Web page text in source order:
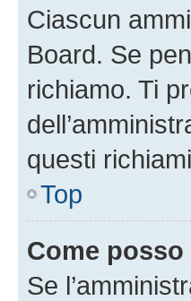
Ciascun
Board. Se
richiamo. Ti
questi
Top
Come
Se